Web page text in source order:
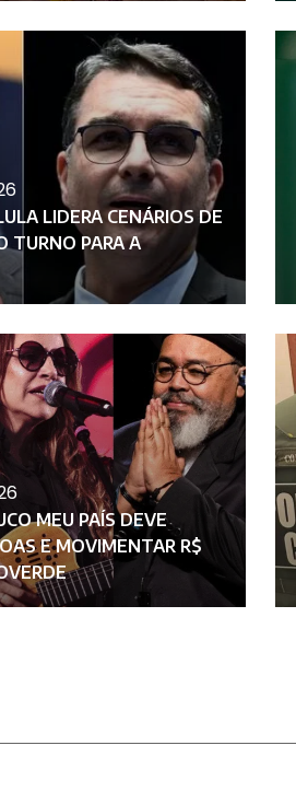
LIDERA CENÁRIOS DE
TURNO PARA A
MEU PAÍS DEVE
E MOVIMENTAR R$